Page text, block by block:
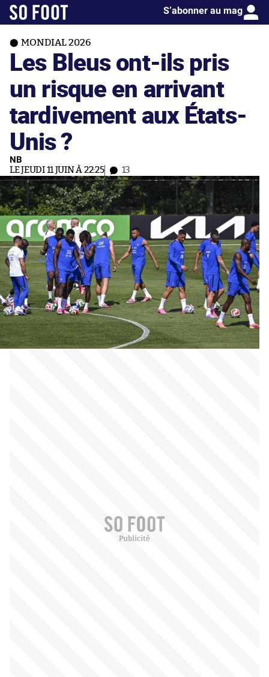
S’abonner au mag
MONDIAL 2026
Les Bleus ont-ils pris
un risque en arrivant
tardivement aux États-
Unis ?
NB
LE JEUDI 11 JUIN À 22:25 13